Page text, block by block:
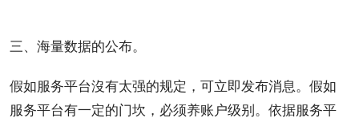
三、海量数据的公布。
假如服务平台沒有太强的规定，可立即发布消息。假如
服务平台有一定的门坎，必须养账户级别。依据服务平